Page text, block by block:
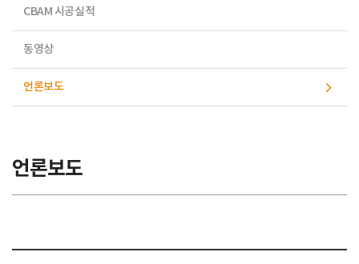
CBAM 시공실적
동영상
언론보도
언론보도